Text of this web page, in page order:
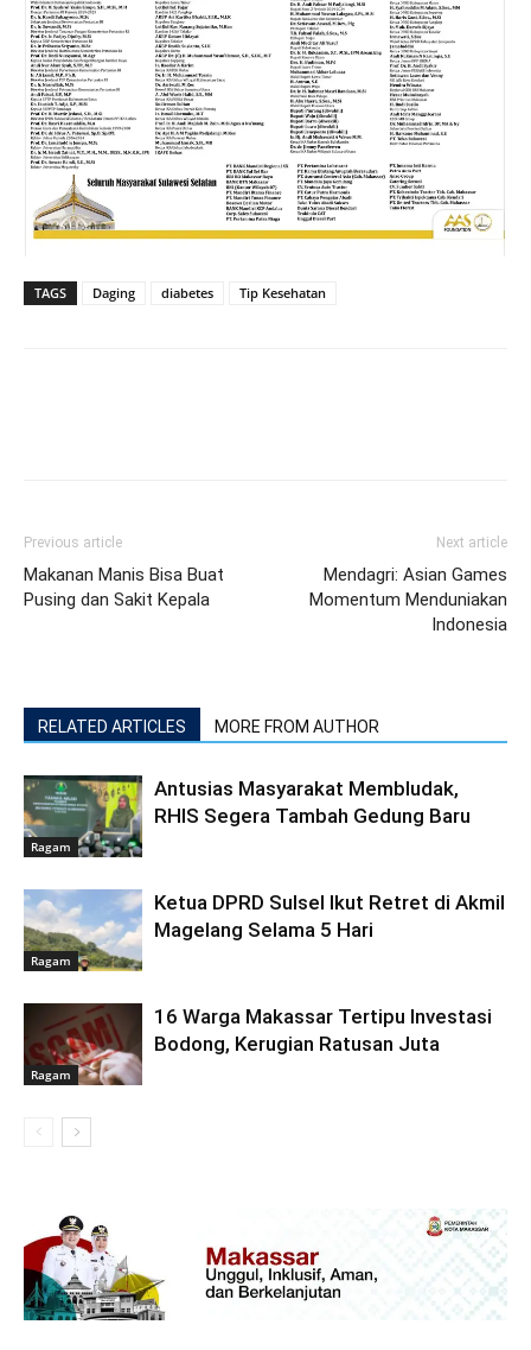
TAGS Daging diabetes Tip Kesehatan
Previous article
Makanan Manis Bisa Buat
Pusing dan Sakit Kepala
Next article
Mendagri: Asian Games
Momentum Menduniakan
Indonesia
RELATED ARTICLES MORE FROM AUTHOR
Ragam
Antusias Masyarakat Membludak,
RHIS Segera Tambah Gedung Baru
Ragam
Ketua DPRD Sulsel Ikut Retret di Akmil
Magelang Selama 5 Hari
Ragam
16 Warga Makassar Tertipu Investasi
Bodong, Kerugian Ratusan Juta